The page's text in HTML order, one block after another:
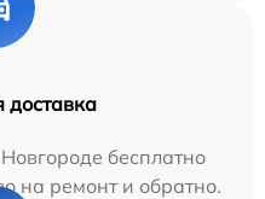
доставка
бесплатно
на ремонт и обратно.